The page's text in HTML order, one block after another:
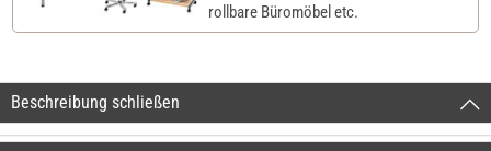
rollbare Büromöbel etc.
Beschreibung schließen